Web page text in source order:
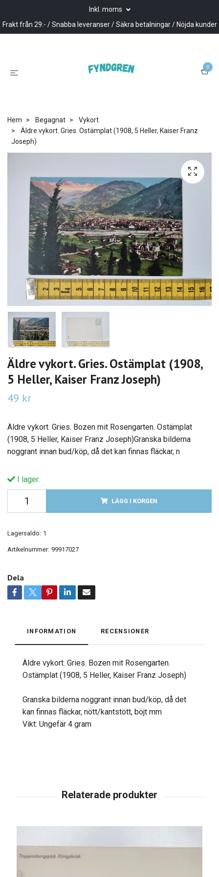
Inkl. moms
Frakt från 29:- / Snabba leveranser / Säkra betalningar / Nöjda kunder
0
Hem Begagnat
Vykort
Äldre vykort. Gries. Ostämplat (1908, 5 Heller, Kaiser Franz
Joseph)
Äldre vykort. Gries. Ostämplat (1908,
5 Heller, Kaiser Franz Joseph)
49 kr
Äldre vykort. Gries. Bozen mit Rosengarten. Ostämplat
(1908, 5 Heller, Kaiser Franz Joseph)Granska bilderna
noggrant innan bud/köp, då det kan finnas fläckar, n
I lager.
LÄGG I KORGEN
Lagersaldo: 1
Artikelnummer: 99917027
Dela
INFORMATION RECENSIONER
Äldre vykort. Gries. Bozen mit Rosengarten.
Ostämplat (1908, 5 Heller, Kaiser Franz Joseph)
Granska bilderna noggrant innan bud/köp, då det
kan finnas fläckar, nött/kantstött, böjt mm
Vikt: Ungefär 4 gram